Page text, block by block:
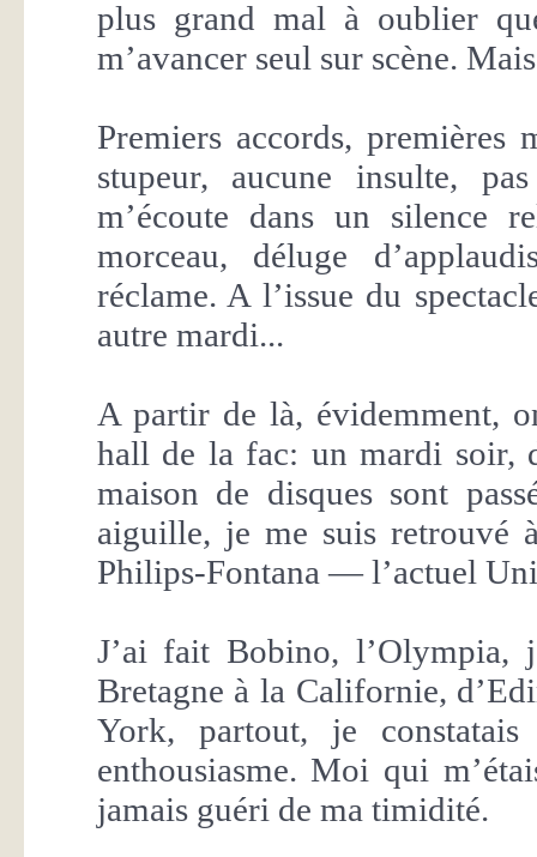
plus grand mal à oublier
m’avancer seul sur scène.
Premiers accords, premières
stupeur, aucune insulte,
m’écoute dans un silence
morceau, déluge
réclame. A l’issue du
autre mardi...
A partir de là, évidemment,
hall de la fac: un mardi soir,
maison de disques sont
aiguille, je me suis retrouvé
Philips-Fontana — l’actuel
J’ai fait Bobino, l’Olympia,
Bretagne à la Californie,
York, partout, je
enthousiasme. Moi qui
jamais guéri de ma timidité.